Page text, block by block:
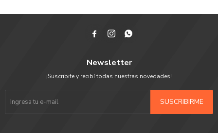
  
Newsletter
¡Suscribite y recibí todas nuestras novedades!
SUSCRIBIRME